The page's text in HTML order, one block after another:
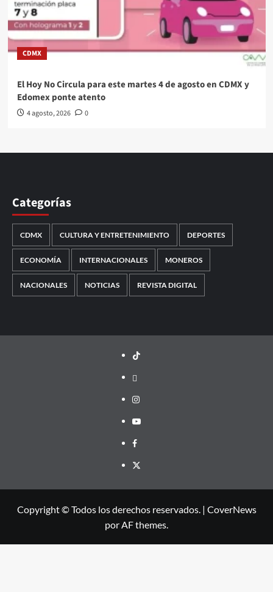
CDMX
El Hoy No Circula para este martes 4 de agosto en CDMX y
Edomex ponte atento
4 agosto, 2026 0
Categorías
CDMX CULTURA Y ENTRETENIMIENTO DEPORTES
ECONOMÍA INTERNACIONALES MONEROS
NACIONALES NOTICIAS REVISTA DIGITAL
TikTok
threads
Instagram
Youtube
Facebook
X
Copyright © Todos los derechos reservados. | CoverNews
por AF themes.